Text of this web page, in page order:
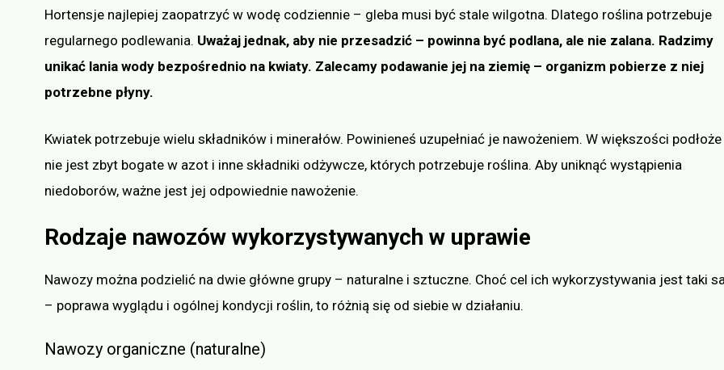
Hortensje najlepiej zaopatrzyć w wodę codziennie – gleba musi być stale wilgotna. Dlatego roślina potrzebuje
regularnego podlewania. Uważaj jednak, aby nie przesadzić – powinna być podlana, ale nie zalana. Radzimy
unikać lania wody bezpośrednio na kwiaty. Zalecamy podawanie jej na ziemię – organizm pobierze z niej
potrzebne płyny.
Kwiatek potrzebuje wielu składników i minerałów. Powinieneś uzupełniać je nawożeniem. W większości podłoże
nie jest zbyt bogate w azot i inne składniki odżywcze, których potrzebuje roślina. Aby uniknąć wystąpienia
niedoborów, ważne jest jej odpowiednie nawożenie.
Rodzaje nawozów wykorzystywanych w uprawie
Nawozy można podzielić na dwie główne grupy – naturalne i sztuczne. Choć cel ich wykorzystywania jest taki
– poprawa wyglądu i ogólnej kondycji roślin, to różnią się od siebie w działaniu.
Nawozy organiczne (naturalne)